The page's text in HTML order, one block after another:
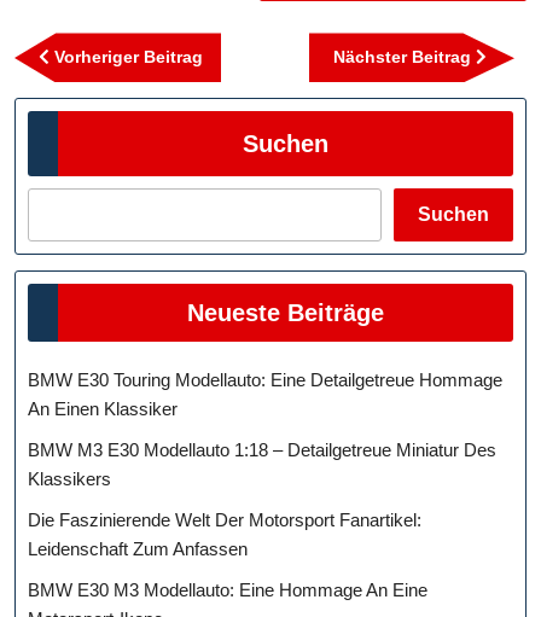
Beitragsnavigation
Vorheriger Beitrag
Beitrag
Nächster Beitrag
Suchen
Suchen
Neueste Beiträge
BMW E30 Touring Modellauto: Eine Detailgetreue Hommage
An Einen Klassiker
BMW M3 E30 Modellauto 1:18 – Detailgetreue Miniatur Des
Klassikers
Die Faszinierende Welt Der Motorsport Fanartikel:
Leidenschaft Zum Anfassen
BMW E30 M3 Modellauto: Eine Hommage An Eine